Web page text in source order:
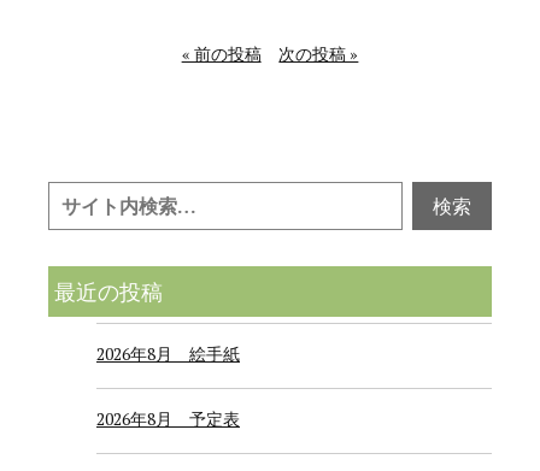
« 前の投稿 次の投稿 »
最近の投稿
2026年8月 絵手紙
2026年8月 予定表